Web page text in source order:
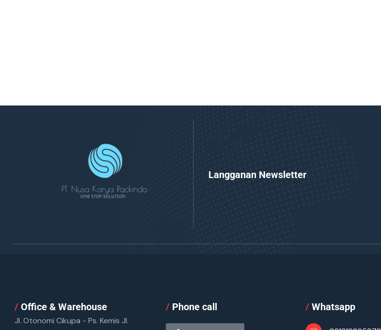
Langganan Newsletter
/ Office & Warehouse
Jl. Otonomi Cikupa - Ps. Kemis Jl.
/ Phone call /Whatsapp